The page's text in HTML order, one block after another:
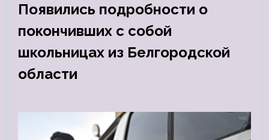
Появились подробности о
покончивших с собой
школьницах из Белгородской
области